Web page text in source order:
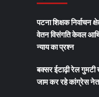
पटना शिक्षक निर्वाचन
वेतन विसंगति केवल
न्याय का प्रश्न
बक्सर ईटाढ़ी रेल
जाम कर रहे कांग्रेस